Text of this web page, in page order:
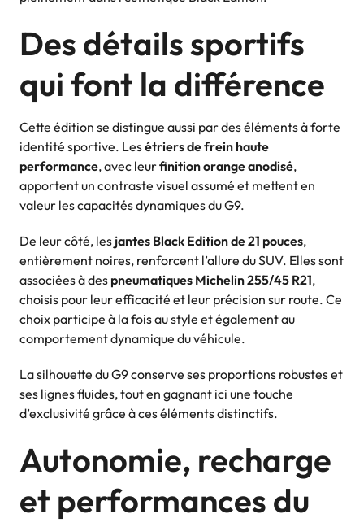
Des détails sportifs
qui font la différence
Cette édition se distingue aussi par des éléments à forte
identité sportive. Lesétriers de frein haute
performance, avec leurfinition orange anodisé,
apportent un contraste visuel assumé et mettent en
valeur les capacités dynamiques du G9.
De leur côté, les jantes Black Edition de 21 pouces,
entièrement noires, renforcent l’allure du SUV. Elles sont
associées à des pneumatiques Michelin 255/45 R21,
choisis pour leur efficacité et leur précision sur route. Ce
choix participe à la fois au style et également au
comportement dynamique du véhicule.
La silhouette du G9 conserve ses proportions robustes et
ses lignes fluides, tout en gagnant ici une touche
d’exclusivité grâce à ces éléments distinctifs.
Autonomie, recharge
et performances du